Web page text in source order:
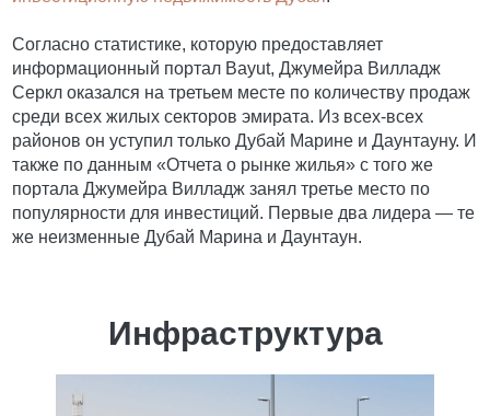
Согласно статистике, которую предоставляет
информационный портал Bayut, Джумейра Вилладж
Серкл оказался на третьем месте по количеству продаж
среди всех жилых секторов эмирата. Из всех-всех
районов он уступил только Дубай Марине и Даунтауну. И
также по данным «Отчета о рынке жилья» с того же
портала Джумейра Вилладж занял третье место по
популярности для инвестиций. Первые два лидера — те
же неизменные Дубай Марина и Даунтаун.
Инфраструктура